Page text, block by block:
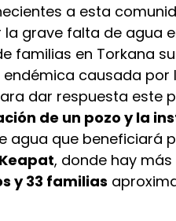
a esta
grave falta de agua
familias en Torkana
causada por
dar respuesta este
de un pozo y la
agua que beneficiará
, donde hay más
y 33 familias